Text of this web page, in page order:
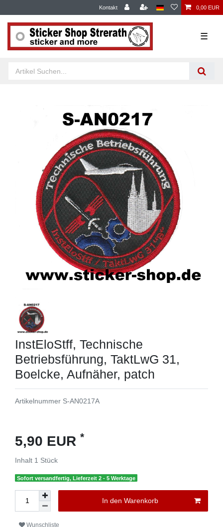
Kontakt 0,00 EUR
☰
InstEloStff, Technische
Betriebsführung, TaktLwG 31,
Boelcke, Aufnäher, patch
Artikelnummer S-AN0217A
5,90 EUR *
Inhalt 1 Stück
Sofort versandfertig, Lieferzeit 2 - 5 Werktage
In den Warenkorb
Wunschliste